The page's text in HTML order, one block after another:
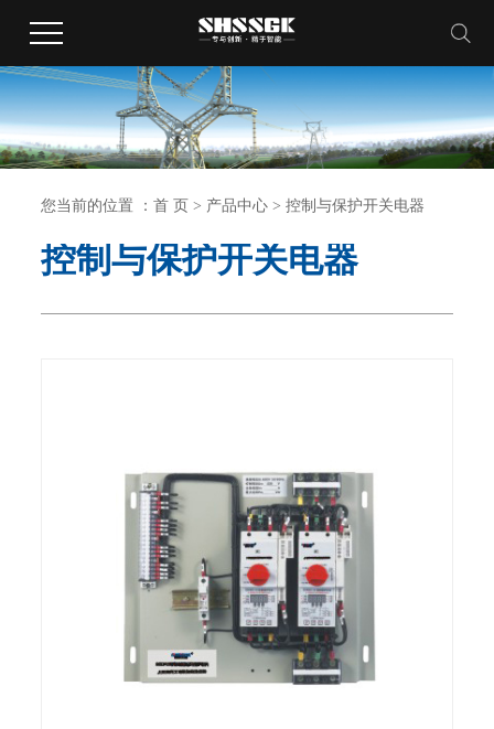
您当前的位置 ：首 页 > 产品中心 >控制与保护开关电器
控制与保护开关电器